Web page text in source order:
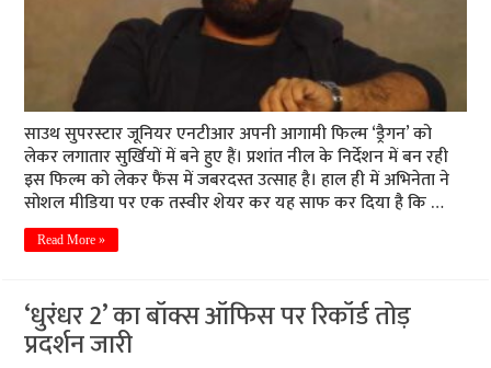
साउथ सुपरस्टार जूनियर एनटीआर अपनी आगामी फिल्म ‘ड्रैगन’ को
लेकर लगातार सुर्खियों में बने हुए हैं। प्रशांत नील के निर्देशन में बन रही
इस फिल्म को लेकर फैंस में जबरदस्त उत्साह है। हाल ही में अभिनेता ने
सोशल मीडिया पर एक तस्वीर शेयर कर यह साफ कर दिया है कि …
Read More »
‘धुरंधर 2’ का बॉक्स ऑफिस पर रिकॉर्ड तोड़
प्रदर्शन जारी